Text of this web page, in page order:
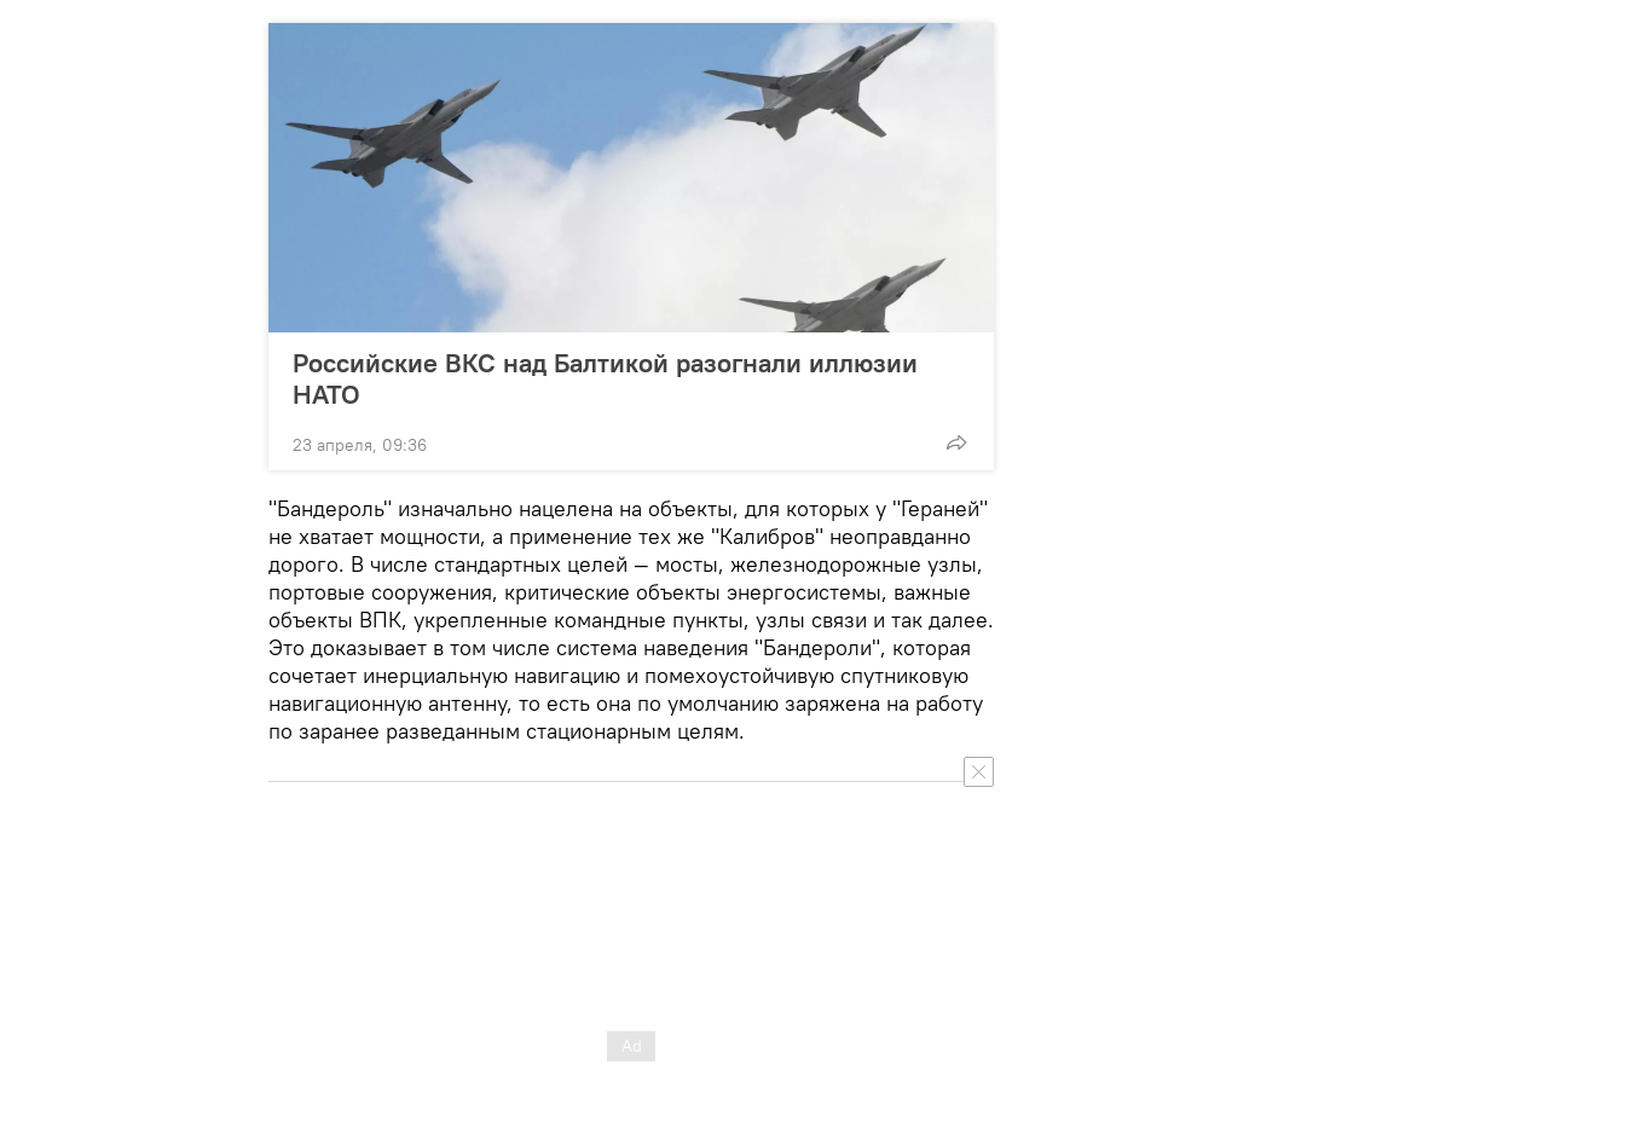
Российские ВКС над Балтикой разогнали иллюзии
НАТО
23 апреля, 09:36
"Бандероль" изначально нацелена на объекты, для которых у "Гераней"
не хватает мощности, а применение тех же "Калибров" неоправданно
дорого. В числе стандартных целей — мосты, железнодорожные узлы,
портовые сооружения, критические объекты энергосистемы, важные
объекты ВПК, укрепленные командные пункты, узлы связи и так далее.
Это доказывает в том числе система наведения "Бандероли", которая
сочетает инерциальную навигацию и помехоустойчивую спутниковую
навигационную антенну, то есть она по умолчанию заряжена на работу
по заранее разведанным стационарным целям.